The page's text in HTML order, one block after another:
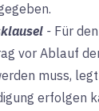
- Für
vor Ablauf
muss,
erfolgen